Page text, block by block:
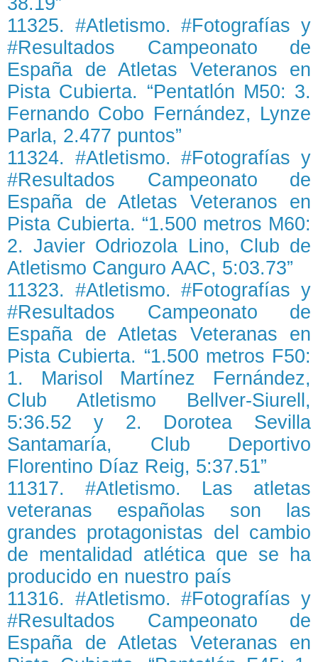
11325. #Atletismo. #Fotografías y
#Resultados Campeonato de
España de Atletas Veteranos en
Pista Cubierta. “Pentatlón M50: 3.
Fernando Cobo Fernández, Lynze
Parla, 2.477 puntos”
11324. #Atletismo. #Fotografías y
#Resultados Campeonato de
España de Atletas Veteranos en
Pista Cubierta. “1.500 metros M60:
2. Javier Odriozola Lino, Club de
Atletismo Canguro AAC, 5:03.73”
11323. #Atletismo. #Fotografías y
#Resultados Campeonato de
España de Atletas Veteranas en
Pista Cubierta. “1.500 metros F50:
1. Marisol Martínez Fernández,
Club Atletismo Bellver-Siurell,
5:36.52 y 2. Dorotea Sevilla
Santamaría, Club Deportivo
Florentino Díaz Reig, 5:37.51”
11317. #Atletismo. Las atletas
veteranas españolas son las
grandes protagonistas del cambio
de mentalidad atlética que se ha
producido en nuestro país
11316. #Atletismo. #Fotografías y
#Resultados Campeonato de
España de Atletas Veteranas en